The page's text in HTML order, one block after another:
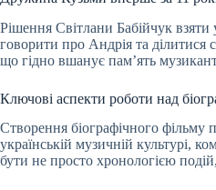
Рішення Світлани Бабійчук
говорити про Андрія та ділитися
що гідно вшанує пам’ять
Ключові аспекти роботи над
Створення біографічного фільму
українській музичній культурі,
бути не просто хронологією